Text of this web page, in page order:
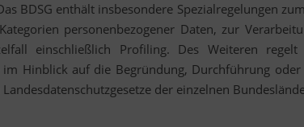
BDSG enthält insbesondere Spezialregelungen
personenbezogener Daten, zur
einschließlich Profiling. Des Weiteren
im Hinblick auf die Begründung, Durchführung
der einzelnen